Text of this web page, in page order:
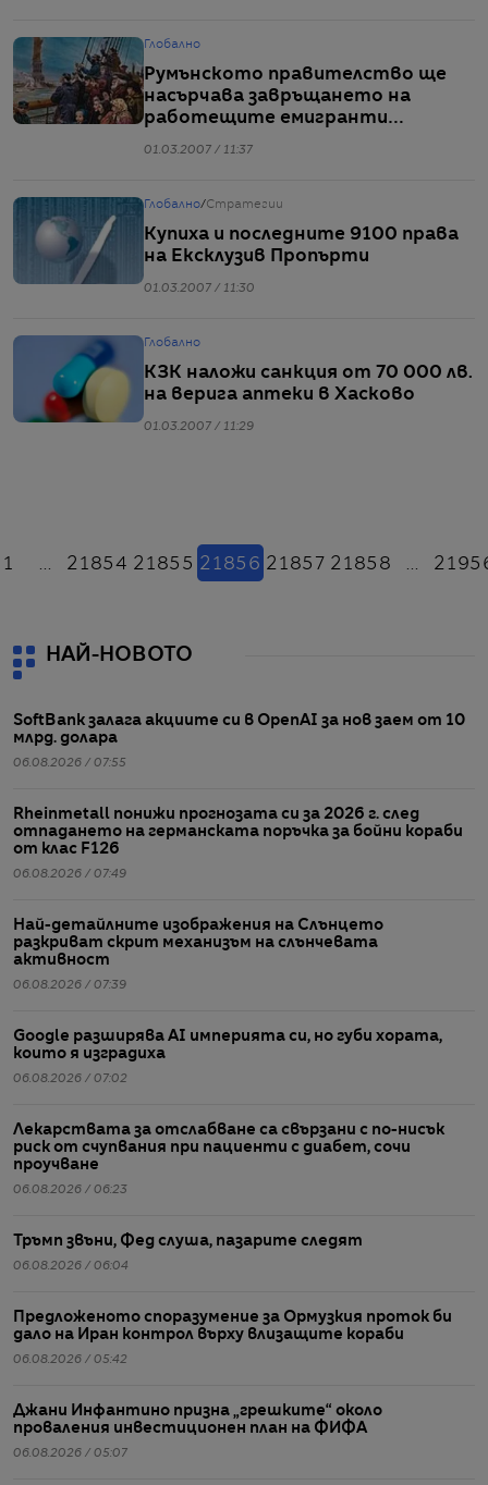
Глобално
Румънското правителство ще
насърчава завръщането на
работещите емигранти
01.03.2007 / 11:37
Глобално/Стратегии
Купиха и последните 9100 права
на Ексклузив Пропърти
01.03.2007 / 11:30
Глобално
КЗК наложи санкция от 70 000 лв.
на верига аптеки в Хасково
01.03.2007 / 11:29
1 ... 21854 21855 21856 (настоящ)
21857 21858 ...
НАЙ-НОВОТО
SoftBank залага акциите си в OpenAI за нов заем от 10
млрд. долара
06.08.2026 / 07:55
Rheinmetall понижи прогнозата си за 2026 г. след
отпадането на германската поръчка за бойни кораби
от клас F126
06.08.2026 / 07:49
Най-детайлните изображения на Слънцето
разкриват скрит механизъм на слънчевата
активност
06.08.2026 / 07:39
Google разширява AI империята си, но губи хората,
които я изградиха
06.08.2026 / 07:02
Лекарствата за отслабване са свързани с по-нисък
риск от счупвания при пациенти с диабет, сочи
проучване
06.08.2026 / 06:23
Тръмп звъни, Фед слуша, пазарите следят
06.08.2026 / 06:04
Предложеното споразумение за Ормузкия проток би
дало на Иран контрол върху влизащите кораби
06.08.2026 / 05:42
Джани Инфантино призна „грешките“ около
проваления инвестиционен план на ФИФА
06.08.2026 / 05:07